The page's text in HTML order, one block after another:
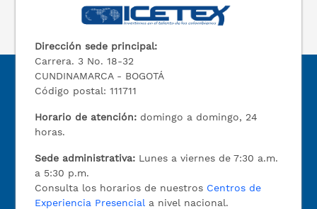
Dirección sede principal:
Carrera. 3 No. 18-32
CUNDINAMARCA - BOGOTÁ
Código postal: 111711
Horario de atención: domingo a domingo, 24
horas.
Sede administrativa: Lunes a viernes de 7:30 a.m.
a 5:30 p.m.
Consulta los horarios de nuestros Centros de
Experiencia Presencial a nivel nacional.